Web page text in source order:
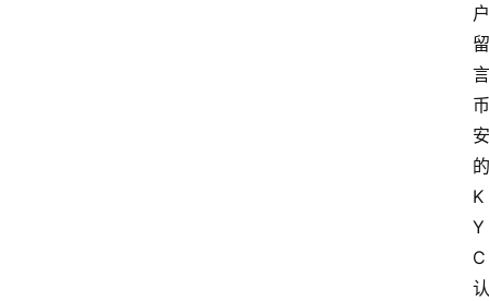
户
留
言
币
安
的
K
Y
C
认